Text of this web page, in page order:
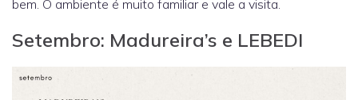
bem. O ambiente é muito familiar e vale a visita.
Setembro: Madureira’s e LEBEDI